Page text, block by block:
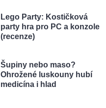
Lego Party: Kostičková
party hra pro PC a konzole
(recenze)
Šupiny nebo maso?
Ohrožené luskouny hubí
medicína i hlad